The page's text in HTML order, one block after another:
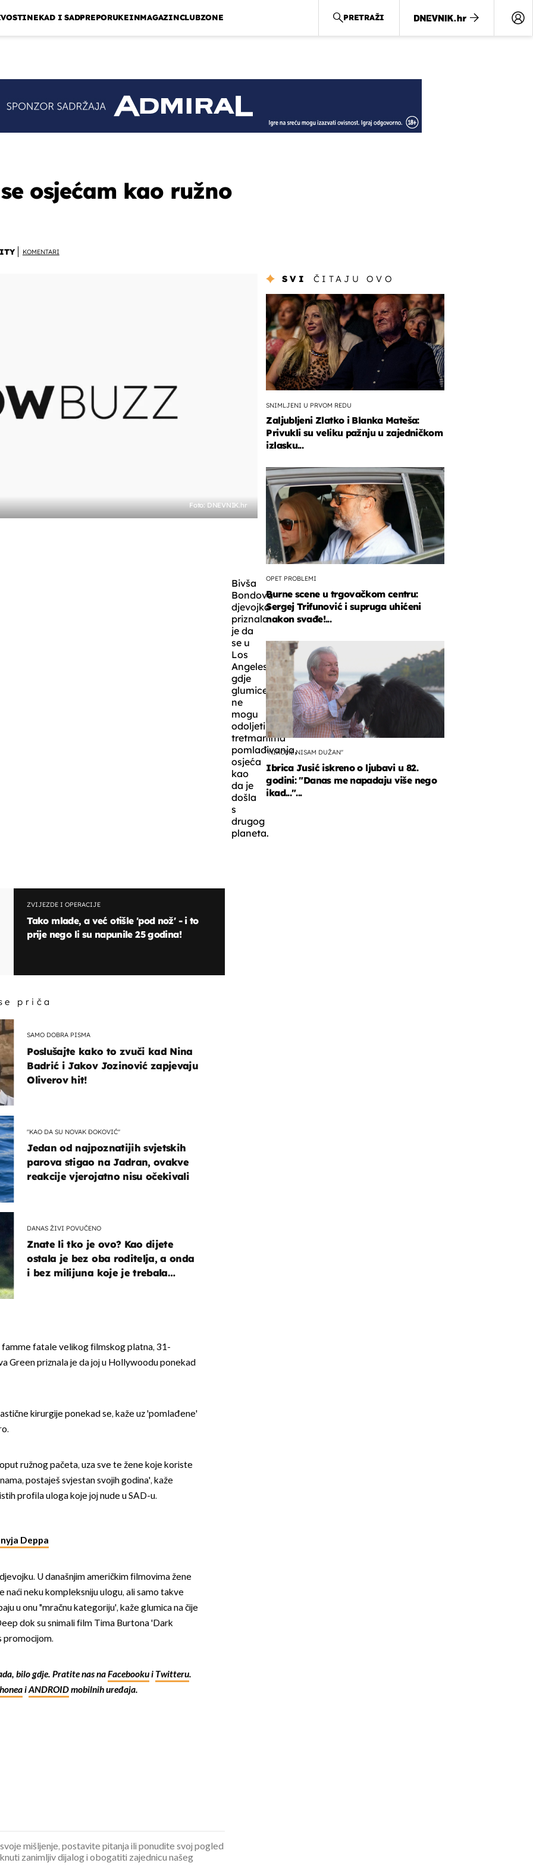
NEKAD I SADPREPORUKEINMAGAZINCLUBZONE PRETRAŽI
osjećam kao ružno
KOMENTARI
Foto: DNEVNIK.hr
Bivša
Bondova
djevojka
priznala
je da
se u
Los
Angelesu,
gdje
glumice
ne
mogu
odoljeti
tretmanima
pomlađivanja,
osjeća
kao
da je
došla
s
drugog
planeta.
ZVIJEZDE I OPERACIJE
Tako mlade, a već otišle 'pod nož' - i to
prije nego li su napunile 25 godina!
priča
SAMO DOBRA PISMA
Poslušajte kako to zvuči kad Nina
Badrić i Jakov Jozinović zapjevaju
Oliverov hit!
"KAO DA SU NOVAK ĐOKOVIĆ"
Jedan od najpoznatijih svjetskih
parova stigao na Jadran, ovakve
reakcije vjerojatno nisu očekivali
DANAS ŽIVI POVUČENO
Znate li tko je ovo? Kao dijete
ostala je bez oba roditelja, a onda
i bez milijuna koje je trebala
famme fatale velikog filmskog platna, 31-
Green priznala je da joj u Hollywoodu ponekad
kirurgije ponekad se, kaže uz 'pomlađene'
ružnog pačeta, uza sve te žene koje koriste
postaješ svjestan svojih godina', kaže
profila uloga koje joj nude u SAD-u.
Deppa
U današnjim američkim filmovima žene
naći neku kompleksniju ulogu, ali samo takve
u onu "mračnu kategoriju', kaže glumica na čije
dok su snimali film Tima Burtona 'Dark
promocijom.
bilo gdje. Pratite nas naFacebookui Twitteru.
iANDROIDmobilnih uređaja.
SVI ČITAJU OVO
SNIMLJENI U PRVOM REDU
Zaljubljeni Zlatko i Blanka Mateša:
Privukli su veliku pažnju u zajedničkom
izlasku...
OPET PROBLEMI
Burne scene u trgovačkom centru:
Sergej Trifunović i supruga uhićeni
nakon svađe!...
"NIKOME NISAM DUŽAN"
Ibrica Jusić iskreno o ljubavi u 82.
godini: "Danas me napadaju više nego
ikad..."...
mišljenje, postavite pitanja ili ponudite svoj pogled
zanimljiv dijalog i obogatiti zajednicu našeg